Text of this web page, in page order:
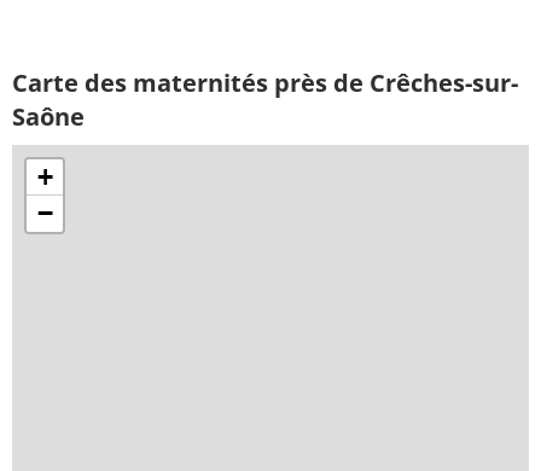
Carte des maternités près de Crêches-sur-
Saône
+
−